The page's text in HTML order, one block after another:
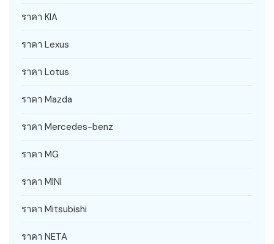
ราคา KIA
ราคา Lexus
ราคา Lotus
ราคา Mazda
ราคา Mercedes-benz
ราคา MG
ราคา MINI
ราคา Mitsubishi
ราคา NETA